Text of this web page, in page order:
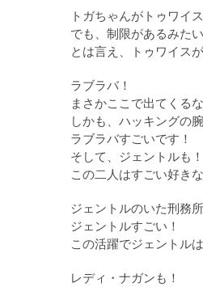
トガちゃんがトゥワイ
でも、制限があるみた
とは言え、トゥワイス
ラブラバ！
まさかここで出てくる
しかも、ハッキングの
ラブラバすごいです！
そして、ジェントルも！
この二人はすごい好き
ジェントルのいた刑務
ジェントルすごい！
この活躍でジェントル
レディ・ナガンも！